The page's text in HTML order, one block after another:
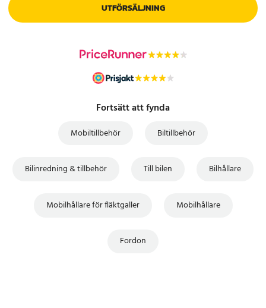
UTFÖRSÄLJNING
Fortsätt att fynda
Mobiltillbehör Biltillbehör
Bilinredning & tillbehör Till bilen Bilhållare
Mobilhållare för fläktgaller Mobilhållare
Fordon